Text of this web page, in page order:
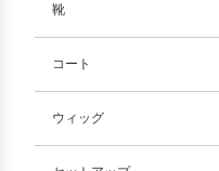
靴
コート
ウィッグ